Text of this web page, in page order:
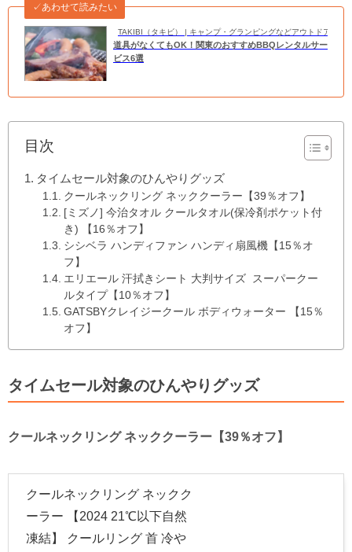
TAKIBI（タキビ） | キャンプ・グランピングなどアウトドアの総
✓あわせて読みたい
道具がなくてもOK！関東のおすすめBBQレンタルサー
ビス6選
目次
タイムセール対象のひんやりグッズ
クールネックリング ネッククーラー【39％オフ】
[ミズノ] 今治タオル クールタオル(保冷剤ポケット付
き) 【16％オフ】
シシベラ ハンディファン ハンディ扇風機【15％オ
フ】
エリエール 汗拭きシート 大判サイズ スーパークー
ルタイプ【10％オフ】
GATSBYクレイジークール ボディウォーター 【15％
オフ】
タイムセール対象のひんやりグッズ
クールネックリング ネッククーラー【39％オフ】
クールネックリング ネックク
ーラー 【2024 21℃以下自然
凍結】 クールリング 首 冷や